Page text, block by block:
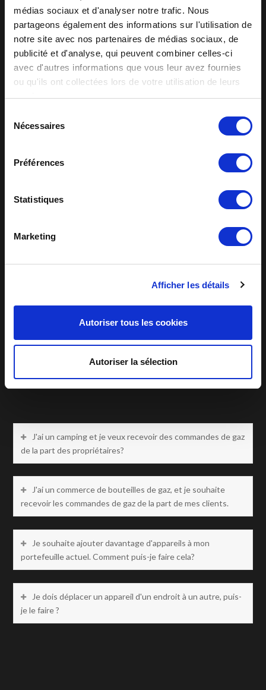
médias sociaux et d'analyser notre trafic. Nous
partageons également des informations sur l'utilisation de
notre site avec nos partenaires de médias sociaux, de
publicité et d'analyse, qui peuvent combiner celles-ci
avec d'autres informations que vous leur avez fournies
ou qu'ils ont collectées lors de votre utilisation de leurs
services.
Nécessaires
Préférences
Statistiques
Marketing
Afficher les détails
Autoriser tous les cookies
Autoriser la sélection
Quel email dois-je entrer à "l'écran 11/12"?
l'application comme demandé après la première installation ?
Je suis un utilisateur individuel, comment je peux voir
mon appareil?
J'ai un camping, comment puis-je scanner le site
J'ai un parc de vacances, j'utilise le scan de site gratuit
J'ai un camping et je veux recevoir des commandes de gaz
de la part des propriétaires?
J'ai un commerce de bouteilles de gaz, et je souhaite
recevoir les commandes de gaz de la part de mes clients.
Je souhaite ajouter davantage d'appareils à mon
portefeuille actuel. Comment puis-je faire cela?
Je dois déplacer un appareil d'un endroit à un autre, puis-
je le faire ?